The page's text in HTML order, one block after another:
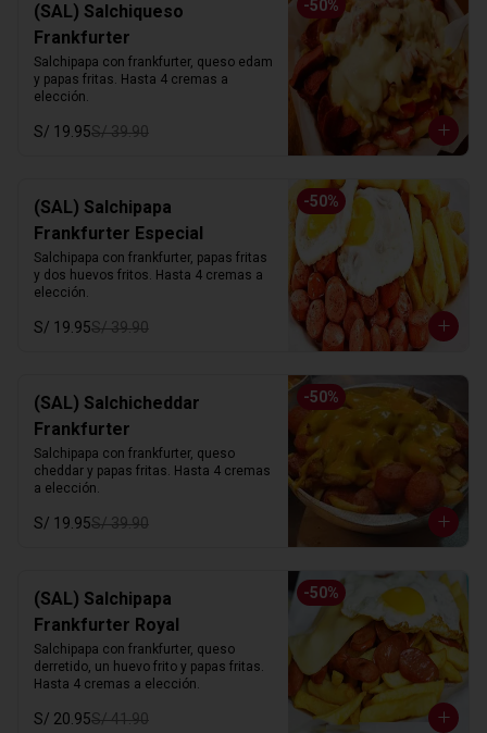
-50%
(SAL) Salchiqueso
Frankfurter
Salchipapa con frankfurter, queso edam
y papas fritas. Hasta 4 cremas a
elección.
S/ 19.95S/ 39.90
-50%
(SAL) Salchipapa
Frankfurter Especial
Salchipapa con frankfurter, papas fritas
y dos huevos fritos. Hasta 4 cremas a
elección.
S/ 19.95S/ 39.90
-50%
(SAL) Salchicheddar
Frankfurter
Salchipapa con frankfurter, queso
cheddar y papas fritas. Hasta 4 cremas
a elección.
S/ 19.95S/ 39.90
-50%
(SAL) Salchipapa
Frankfurter Royal
Salchipapa con frankfurter, queso
derretido, un huevo frito y papas fritas.
Hasta 4 cremas a elección.
S/ 20.95S/ 41.90